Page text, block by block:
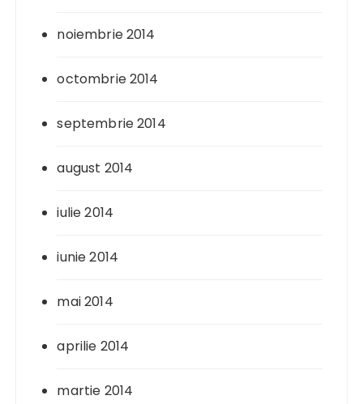
noiembrie 2014
octombrie 2014
septembrie 2014
august 2014
iulie 2014
iunie 2014
mai 2014
aprilie 2014
martie 2014